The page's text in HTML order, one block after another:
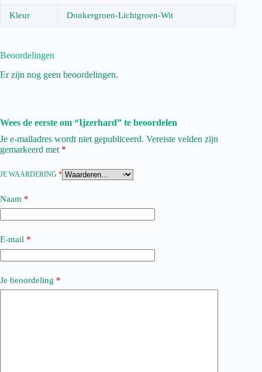
Kleur Donkergroen-Lichtgroen-Wit
Beoordelingen
Er zijn nog geen beoordelingen.
Wees de eerste om “Ijzerhard” te beoordelen
Je e-mailadres wordt niet gepubliceerd. Vereiste velden zijn
gemarkeerd met *
JE WAARDERING *
Naam *
E-mail *
Je beoordeling *